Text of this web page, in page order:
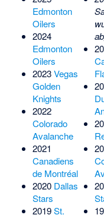
Edmonton
Oilers
2024
Edmonton
Oilers
2023Vegas
Golden
Knights
2022
Colorado
Avalanche
2021
Canadiens
de Montréal
2020 Dallas
Stars
2019St.